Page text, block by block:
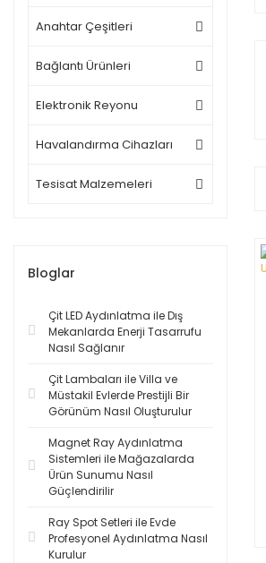
Anahtar Çeşitleri
Bağlantı Ürünleri
Elektronik Reyonu
Havalandırma Cihazları
Tesisat Malzemeleri
Bloglar
Çit LED Aydınlatma ile Dış
Mekanlarda Enerji Tasarrufu
Nasıl Sağlanır
Çit Lambaları ile Villa ve
Müstakil Evlerde Prestijli Bir
Görünüm Nasıl Oluşturulur
Magnet Ray Aydınlatma
Sistemleri ile Mağazalarda
Ürün Sunumu Nasıl
Güçlendirilir
Ray Spot Setleri ile Evde
Profesyonel Aydınlatma Nasıl
Kurulur